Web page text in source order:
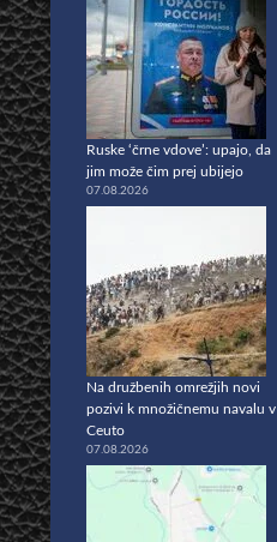
Ruske ‘črne vdove’: upajo, da
jim može čim prej ubijejo
07.08.2026
Na družbenih omrežjih novi
pozivi k množičnemu navalu v
Ceuto
07.08.2026